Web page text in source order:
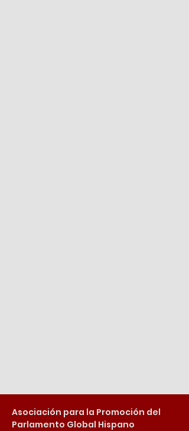
Asociación para la Promoción del
Parlamento Global Hispano